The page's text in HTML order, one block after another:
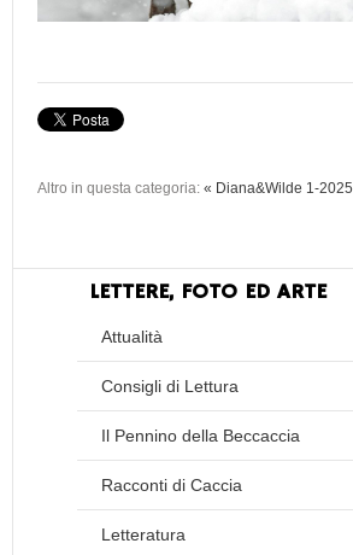
Altro in questa categoria: « Diana&Wilde 1-2025
LETTERE, FOTO ED ARTE
Attualità
Consigli di Lettura
Il Pennino della Beccaccia
Racconti di Caccia
Letteratura